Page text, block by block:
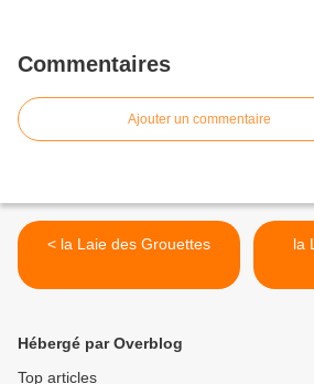
Commentaires
Ajouter un commentaire
< la Laie des Grouettes
la
Hébergé par Overblog
Top articles